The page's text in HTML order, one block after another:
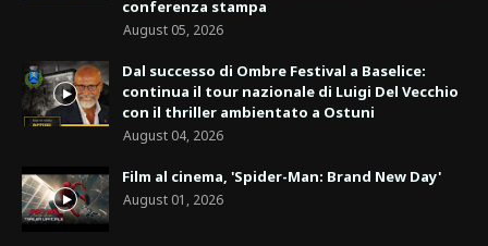
conferenza stampa
August 05, 2026
Dal successo di Ombre Festival a Baselice:
continua il tour nazionale di Luigi Del Vecchio
con il thriller ambientato a Ostuni
August 04, 2026
Film al cinema, 'Spider-Man: Brand New Day'
August 01, 2026